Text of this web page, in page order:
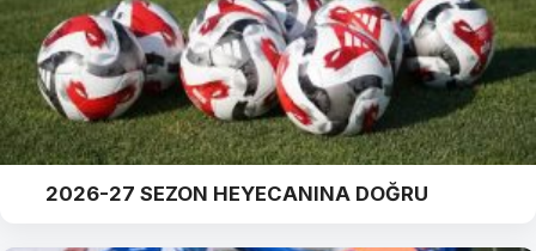
2026-27 SEZON HEYECANINA DOĞRU